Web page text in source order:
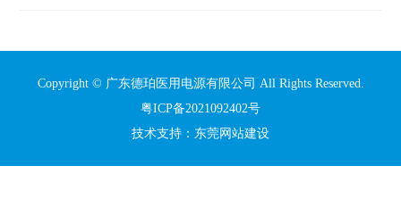
Copyright © 广东德珀医用电源有限公司 All Rights Reserved.
粤ICP备2021092402号
技术支持： 东莞网站建设